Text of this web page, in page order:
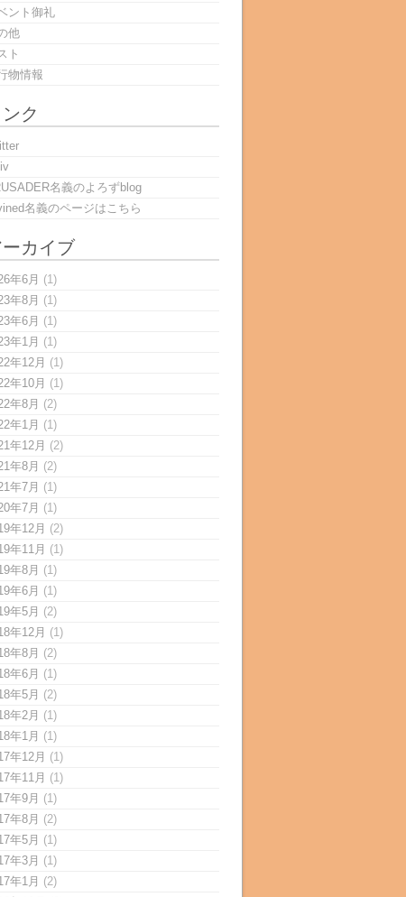
ント御礼
他
ト
物情報
ンク
名義のよろずblog
名義のページはこちら
ーカイブ
年6月 (1)
年8月 (1)
年6月 (1)
年1月 (1)
年12月
(1)
年10月
(1)
年8月 (2)
年1月 (1)
年12月
(2)
年8月 (2)
年7月 (1)
年7月 (1)
年12月
(2)
年11月
(1)
年8月 (1)
年6月 (1)
年5月 (2)
年12月
(1)
年8月 (2)
年6月 (1)
年5月 (2)
年2月 (1)
年1月 (1)
年12月
(1)
年11月
(1)
年9月 (1)
年8月 (2)
年5月 (1)
年3月 (1)
年1月 (2)